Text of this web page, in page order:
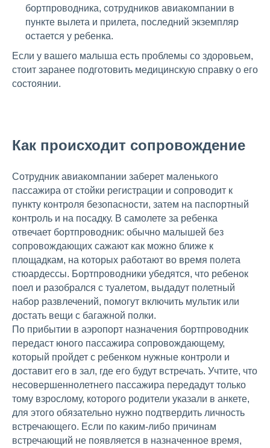
бортпроводника, сотрудников авиакомпании в
пункте вылета и прилета, последний экземпляр
остается у ребенка.
Если у вашего малыша есть проблемы со здоровьем,
стоит заранее подготовить медицинскую справку о его
состоянии.
Как происходит сопровождение
Сотрудник авиакомпании заберет маленького
пассажира от стойки регистрации и сопроводит к
пункту контроля безопасности, затем на паспортный
контроль и на посадку. В самолете за ребенка
отвечает бортпроводник: обычно малышей без
сопровождающих сажают как можно ближе к
площадкам, на которых работают во время полета
стюардессы. Бортпроводники убедятся, что ребенок
поел и разобрался с туалетом, выдадут полетный
набор развлечений, помогут включить мультик или
достать вещи с багажной полки.
По прибытии в аэропорт назначения бортпроводник
передаст юного пассажира сопровождающему,
который пройдет с ребенком нужные контроли и
доставит его в зал, где его будут встречать. Учтите, что
несовершеннолетнего пассажира передадут только
тому взрослому, которого родители указали в анкете,
для этого обязательно нужно подтвердить личность
встречающего. Если по каким-либо причинам
встречающий не появляется в назначенное время,